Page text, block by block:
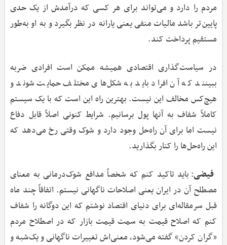
مردم را دارد و می‌تواند برای هر کسی که درآمدش از یک حدی
پایین‌تر باشد مالیات منفی یعنی یارانه در نظر بگیرد و به او به‌طور
مستقیم پرداخت کند.
در سیاست‌گذاری اقتصادی همیشه ممکن است افرادی ضربه
ببینند که آن افراد باید به شکل‌های مختلف حمایت شوند و
هیچ‌کس مخالف این نیست. بهترین راه این است که با یک سیستم
کاملاً شفاف به آنها پول برسانیم. شرایط کنونی اصلاً قابل دفاع
نیست اما برای آن راه‌حل وجود دارد و شوک وقتی رخ می‌دهد که
این راه‌حل‌ها را کنار بگذارید.
فیضی: باید تاکید کنم که شخصاً مدافع شوک‌درمانی به معنای
مصطلح آن در ایران یعنی اصلاحات ناگهانی نیستم. اتفاقاً چند ماه
قبل سرمقاله‌ای برای دنیای اقتصاد نوشتم که این دوگانه را شفاف
کنم که اصلاح قیمت به سمت قیمت بازار که در اصطلاح مردم
«گران کردن» گفته می‌شود، معنی‌اش تغییرات ناگهانی و یک‌شبه و